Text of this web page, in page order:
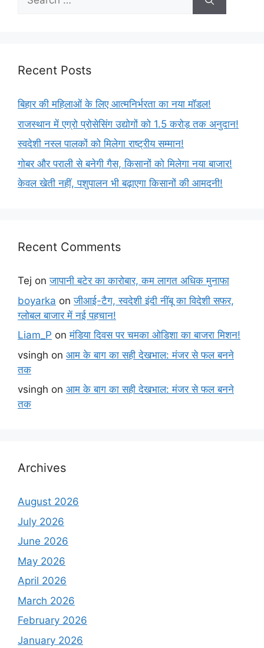
Recent Posts
बिहार की महिलाओं के लिए आत्मनिर्भरता का नया मॉडल!
राजस्थान में एग्रो प्रोसेसिंग उद्योगों को 1.5 करोड़ तक अनुदान!
स्वदेशी नस्ल पालकों को मिलेगा राष्ट्रीय सम्मान!
गोबर और पराली से बनेगी गैस, किसानों को मिलेगा नया बाजार!
केवल खेती नहीं, पशुपालन भी बढ़ाएगा किसानों की आमदनी!
Recent Comments
Tej onजापानी बटेर का कारोबार, कम लागत अधिक मुनाफा
boyarka onजीआई-टैग, स्वदेशी इंदी नींबू का विदेशी सफर,
ग्लोबल बाजार में नई पहचान!
Liam_P onमंडिया दिवस पर चमका ओडिशा का बाजरा मिशन!
vsingh on आम के बाग का सही देखभाल: मंजर से फल बनने
तक
vsingh on आम के बाग का सही देखभाल: मंजर से फल बनने
तक
Archives
August 2026
July 2026
June 2026
May 2026
April 2026
March 2026
February 2026
January 2026